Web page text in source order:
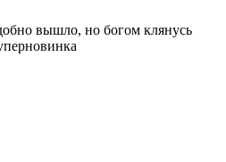
вышло, но богом клянусь